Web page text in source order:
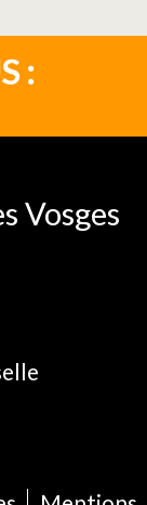
:
Vosges